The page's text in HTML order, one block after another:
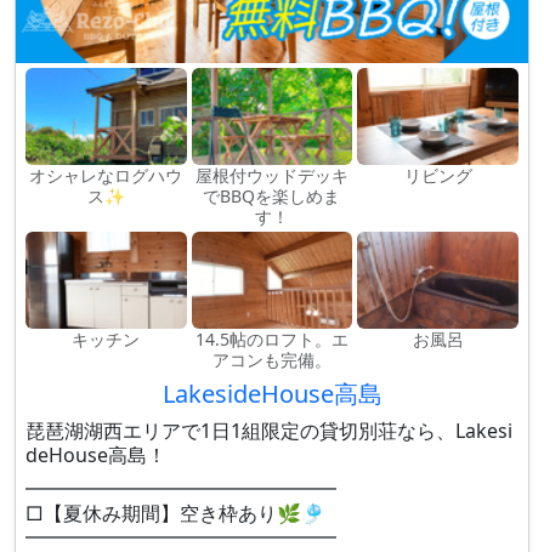
オシャレなログハウ
ス✨
屋根付ウッドデッキ
でBBQを楽しめま
す！
リビング
キッチン
14.5帖のロフト。エ
アコンも完備。
お風呂
LakesideHouse高島
琵琶湖湖西エリアで1日1組限定の貸切別荘なら、Lakesi
deHouse高島！
━━━━━━━━━━━━━━━━
□【夏休み期間】空き枠あり🌿🎐
━━━━━━━━━━━━━━━━